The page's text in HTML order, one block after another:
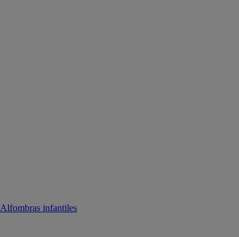
Alfombras infantiles